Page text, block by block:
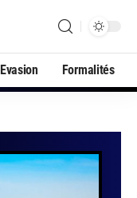
Evasion Formalités